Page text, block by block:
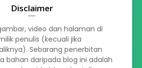
Disclaimer
video dan halaman di
penulis (kecuali jika
Sebarang penerbitan
bahan daripada blog ini adalah